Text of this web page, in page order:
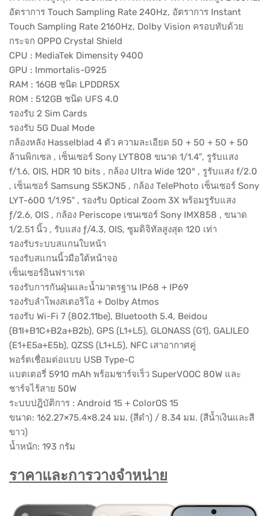
อัตราการ Touch Sampling Rate 240Hz, อัตราการ Instant
Touch Sampling Rate 2160Hz, Dolby Vision ครอบทับด้วย
กระจก OPPO Crystal Shield
CPU : MediaTek Dimensity 9400
GPU : Immortalis-G925
RAM : 16GB ชนิด LPDDR5X
ROM : 512GB ชนิด UFS 4.0
รองรับ 2 Sim Cards
รองรับ 5G Dual Mode
กล้องหลัง Hasselblad 4 ตัว ความละเอียด 50 + 50 + 50 + 50
ล้านพิกเซล , เซ็นเซอร์ Sony LYT808 ขนาด 1/1.4″, รูรับแสง
f/1.6, OIS, HDR 10 bits , กล้อง Ultra Wide 120° , รูรับแสง f/2.0
, เซ็นเซอร์ Samsung S5KJN5 , กล้อง TelePhoto เซ็นเซอร์ Sony
LYT-600 1/1.95″ , รองรับ Optical Zoom 3X พร้อมรูรับแสง
ƒ/2.6, OIS , กล้อง Periscope เซนเซอร์ Sony IMX858 , ขนาด
1/2.51 นิ้ว , รับแสง ƒ/4.3, OIS, ซูมดิจิทัลสูงสุด 120 เท่า
รองรับระบบสแกนใบหน้า
รองรับสแกนนิ้วมือใต้หน้าจอ
เซ็นเซอร์อินฟราเรด
รองรับการกันฝุ่นและน้ำมาตรฐาน IP68 + IP69
รองรับลำโพงสเตอริโอ + Dolby Atmos
รองรับ Wi-Fi 7 (802.11be), Bluetooth 5.4, Beidou
(B1I+B1C+B2a+B2b), GPS (L1+L5), GLONASS (G1), GALILEO
(E1+E5a+E5b), QZSS (L1+L5), NFC เสาอากาศคู่
พอร์ตเชื่อมต่อแบบ USB Type-C
แบตเตอรี่ 5910 mAh พร้อมชาร์จเร็ว SuperVOOC 80W และ
ชาร์จไร้สาย 50W
ระบบปฎิบัติการ : Android 15 + ColorOS 15
ขนาด: 162.27×75.4×8.24 มม. (สีดำ) / 8.34 มม. (สีน้ำเงินและสี
ขาว)
น้ำหนัก: 193 กรัม
ราคาและการวางจำหน่าย